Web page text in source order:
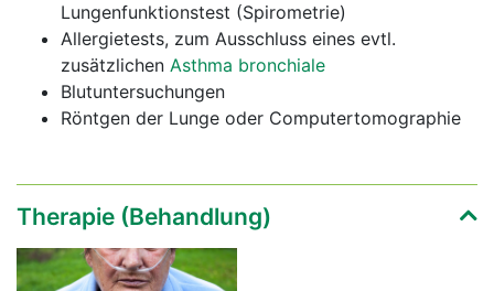
Lungenfunktionstest (Spirometrie)
Allergietests, zum Ausschluss eines evtl.
zusätzlichen Asthma bronchiale
Blutuntersuchungen
Röntgen der Lunge oder Computertomographie
Therapie (Behandlung)